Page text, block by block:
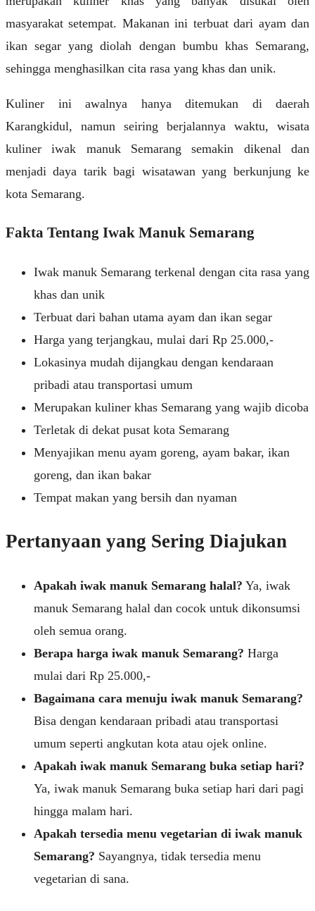
masyarakat setempat. Makanan ini terbuat dari ayam dan
ikan segar yang diolah dengan bumbu khas Semarang,
sehingga menghasilkan cita rasa yang khas dan unik.
Kuliner ini awalnya hanya ditemukan di daerah
Karangkidul, namun seiring berjalannya waktu, wisata
kuliner iwak manuk Semarang semakin dikenal dan
menjadi daya tarik bagi wisatawan yang berkunjung ke
kota Semarang.
Fakta Tentang Iwak Manuk Semarang
Iwak manuk Semarang terkenal dengan cita rasa yang
khas dan unik
Terbuat dari bahan utama ayam dan ikan segar
Harga yang terjangkau, mulai dari Rp 25.000,-
Lokasinya mudah dijangkau dengan kendaraan
pribadi atau transportasi umum
Merupakan kuliner khas Semarang yang wajib dicoba
Terletak di dekat pusat kota Semarang
Menyajikan menu ayam goreng, ayam bakar, ikan
goreng, dan ikan bakar
Tempat makan yang bersih dan nyaman
Pertanyaan yang Sering Diajukan
Apakah iwak manuk Semarang halal? Ya, iwak
manuk Semarang halal dan cocok untuk dikonsumsi
oleh semua orang.
Berapa harga iwak manuk Semarang? Harga
mulai dari Rp 25.000,-
Bagaimana cara menuju iwak manuk Semarang?
Bisa dengan kendaraan pribadi atau transportasi
umum seperti angkutan kota atau ojek online.
Apakah iwak manuk Semarang buka setiap hari?
Ya, iwak manuk Semarang buka setiap hari dari pagi
hingga malam hari.
Apakah tersedia menu vegetarian di iwak manuk
Semarang? Sayangnya, tidak tersedia menu
vegetarian di sana.